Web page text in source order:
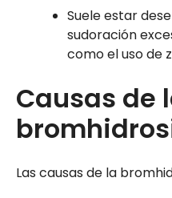
Suele estar
sudoración
como el uso de
Causas de
Las causas de la